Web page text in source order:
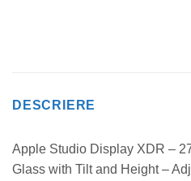
DESCRIERE
Apple Studio Display XDR –
Glass with Tilt and Height –